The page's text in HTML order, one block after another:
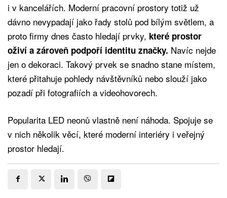
i v kancelářích. Moderní pracovní prostory totiž už
dávno nevypadají jako řady stolů pod bílým světlem, a
proto firmy dnes často hledají prvky, které prostor
oživí a zároveň podpoří identitu značky. Navíc nejde
jen o dekoraci. Takový prvek se snadno stane místem,
které přitahuje pohledy návštěvníků nebo slouží jako
pozadí při fotografiích a videohovorech.
Popularita LED neonů vlastně není náhoda. Spojuje se
v nich několik věcí, které moderní interiéry i veřejný
prostor hledají.